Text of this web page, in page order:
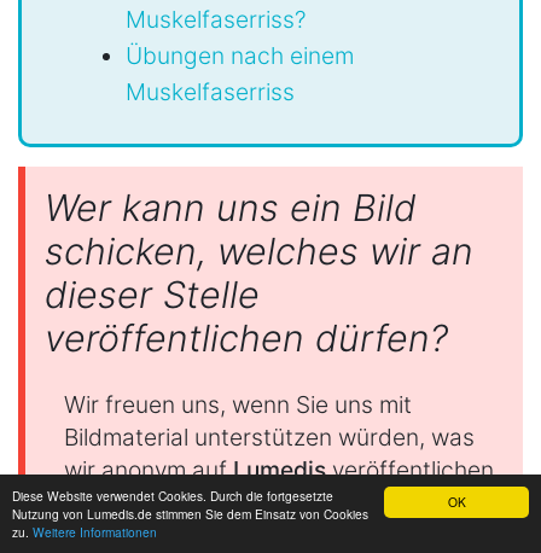
OK
Diese Website verwendet Cookies. Durch die fortgesetzte
Nutzung von Lumedis.de stimmen Sie dem Einsatz von Cookies
zu. Weitere Informationen
Muskelfaserriss?
Übungen nach einem
Muskelfaserriss
Wer kann uns ein Bild
schicken, welches wir an
dieser Stelle
veröffentlichen dürfen?
Wir freuen uns, wenn Sie uns mit
Bildmaterial unterstützen würden, was
wir anonym aufLumedisveröffentlichen
dürfen.
Bitte räumen Sie uns in der Mail ein